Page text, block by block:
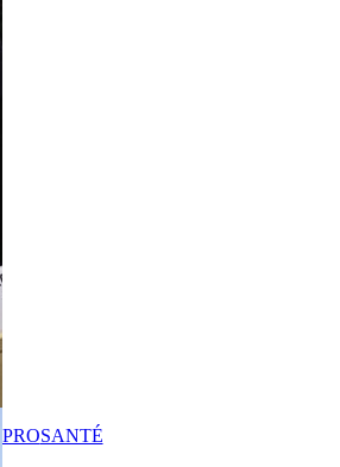
PROSANTÉ